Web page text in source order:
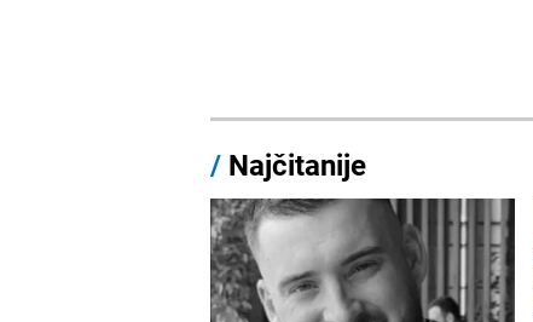
/ Najčitanije